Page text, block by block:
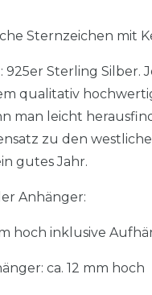
Sternzeichen mit
925er Sterling
qualitativ
man leicht
zu den
gutes Jahr.
Anhänger:
hoch inklusive
ca. 12 mm hoch